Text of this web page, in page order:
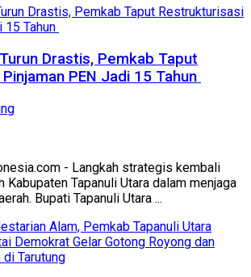
Drastis, Pemkab Taput
PEN Jadi 15 Tahun‎
- ‎Langkah strategis kembali
Tapanuli Utara dalam menjaga
Bupati Tapanuli Utara ...